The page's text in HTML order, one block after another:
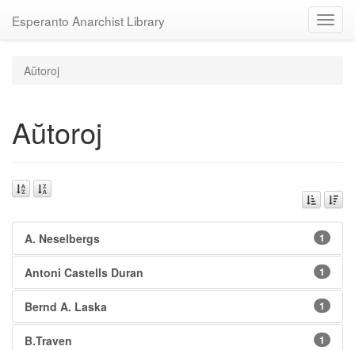
Esperanto Anarchist Library
Aŭtoroj
Aŭtoroj
A. Neselbergs 1
Antoni Castells Duran 1
Bernd A. Laska 1
B.Traven 1